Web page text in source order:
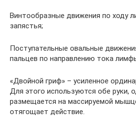
Винтообразные движения по ходу
запястья;
Поступательные овальные
пальцев по направлению тока
«Двойной гриф» – усиленное
Для этого используются обе руки,
размещается на массируемой
отягощает действие.